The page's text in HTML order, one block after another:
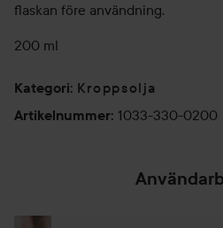
flaskan före användning.
200 ml
Kategori: Kroppsolja
Artikelnummer: 1033-330-0200